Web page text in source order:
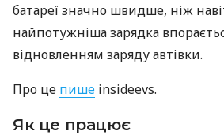
батареї значно швидше, ніж
найпотужніша зарядка
відновленням заряду автівки.
Про це пише insideevs.
Як це працює